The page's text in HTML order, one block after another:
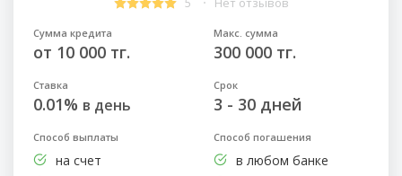
Сумма кредита
от 10 000 тг.
Макс. сумма
300 000 тг.
Ставка
0.01% в день
Срок
3 - 30 дней
Способ выплаты
на счет
Способ погашения
в любом банке